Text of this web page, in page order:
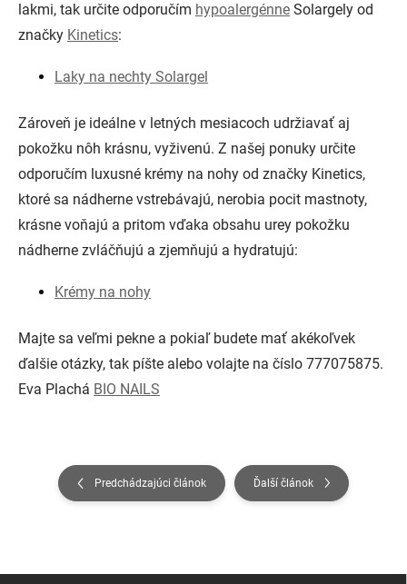
lakmi, tak určite odporučím hypoalergénne Solargely od
značky Kinetics:
Laky na nechty Solargel
Zároveň je ideálne v letných mesiacoch udržiavať aj
pokožku nôh krásnu, vyživenú. Z našej ponuky určite
odporučím luxusné krémy na nohy od značky Kinetics,
ktoré sa nádherne vstrebávajú, nerobia pocit mastnoty,
krásne voňajú a pritom vďaka obsahu urey pokožku
nádherne zvláčňujú a zjemňujú a hydratujú:
Krémy na nohy
Majte sa veľmi pekne a pokiaľ budete mať akékoľvek
ďalšie otázky, tak píšte alebo volajte na číslo 777075875.
Eva Plachá BIO NAILS
Predchádzajúci článok Ďalší článok